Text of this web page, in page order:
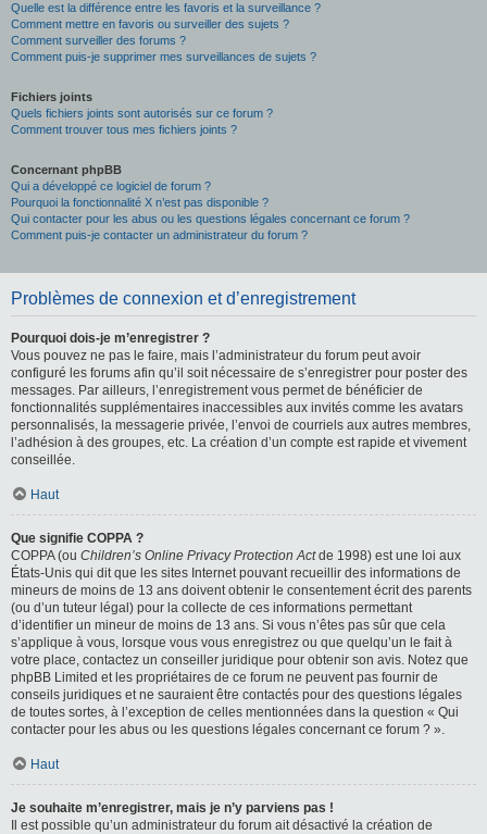
Quelle est la différence entre les favoris et la surveillance ?
Comment mettre en favoris ou surveiller des sujets ?
Comment surveiller des forums ?
Comment puis-je supprimer mes surveillances de sujets ?
Fichiers joints
Quels fichiers joints sont autorisés sur ce forum ?
Comment trouver tous mes fichiers joints ?
Concernant phpBB
Qui a développé ce logiciel de forum ?
Pourquoi la fonctionnalité X n’est pas disponible ?
Qui contacter pour les abus ou les questions légales concernant ce forum ?
Comment puis-je contacter un administrateur du forum ?
Problèmes de connexion et d’enregistrement
Pourquoi dois-je m’enregistrer ?
Vous pouvez ne pas le faire, mais l’administrateur du forum peut avoir
configuré les forums afin qu’il soit nécessaire de s’enregistrer pour poster des
messages. Par ailleurs, l’enregistrement vous permet de bénéficier de
fonctionnalités supplémentaires inaccessibles aux invités comme les avatars
personnalisés, la messagerie privée, l’envoi de courriels aux autres membres,
l’adhésion à des groupes, etc. La création d’un compte est rapide et vivement
conseillée.
Haut
Que signifie COPPA ?
COPPA (ou Children’s Online Privacy Protection Actde 1998) est une loi aux
États-Unis qui dit que les sites Internet pouvant recueillir des informations de
mineurs de moins de 13 ans doivent obtenir le consentement écrit des parents
(ou d’un tuteur légal) pour la collecte de ces informations permettant
d’identifier un mineur de moins de 13 ans. Si vous n’êtes pas sûr que cela
s’applique à vous, lorsque vous vous enregistrez ou que quelqu’un le fait à
votre place, contactez un conseiller juridique pour obtenir son avis. Notez que
phpBB Limited et les propriétaires de ce forum ne peuvent pas fournir de
conseils juridiques et ne sauraient être contactés pour des questions légales
de toutes sortes, à l’exception de celles mentionnées dans la question « Qui
contacter pour les abus ou les questions légales concernant ce forum ? ».
Haut
Je souhaite m’enregistrer, mais je n’y parviens pas !
Il est possible qu’un administrateur du forum ait désactivé la création de